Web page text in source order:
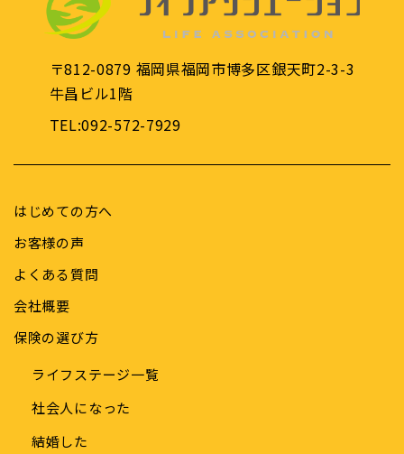
〒812-0879 福岡県福岡市博多区銀天町2-3-3
牛昌ビル1階
TEL:092-572-7929
はじめての方へ
お客様の声
よくある質問
会社概要
保険の選び方
ライフステージ一覧
社会人になった
結婚した